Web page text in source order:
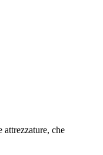
attrezzature, che